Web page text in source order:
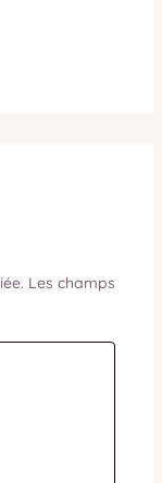
Les champs